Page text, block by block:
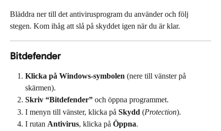
Bläddra ner till det antivirusprogram du använder och följ
stegen. Kom ihåg att slå på skyddet igen när du är klar.
Bitdefender
Klicka på Windows-symbolen (nere till vänster på
skärmen).
Skriv “Bitdefender” och öppna programmet.
I menyn till vänster, klicka på Skydd (Protection).
I rutan Antivirus, klicka på Öppna.